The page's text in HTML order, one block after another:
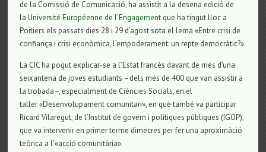
de la Comissió de Comunicació, ha assistit a la desena edició de
laUniversité Européenne de l’Engagement que ha tingut lloc a
Poitiers els passats dies 28 i 29 d’agost sota el lema «Entre crisi de
confiança i crisi econòmica, l’empoderament: un repte democràtic?».
La CIC ha pogut explicar-se a l’Estat francès davant de més d’una
seixantena de joves estudiants –dels més de 400 que van assistir a
la trobada–, especialment de Ciències Socials, en el
taller «Desenvolupament comunitari», en què també va participar
Ricard Vilaregut, de l’Institut de govern i polítiques públiques (IGOP),
que va intervenir en primer terme dimecres per fer una aproximàció
teòrica a l’«acció comunitària».